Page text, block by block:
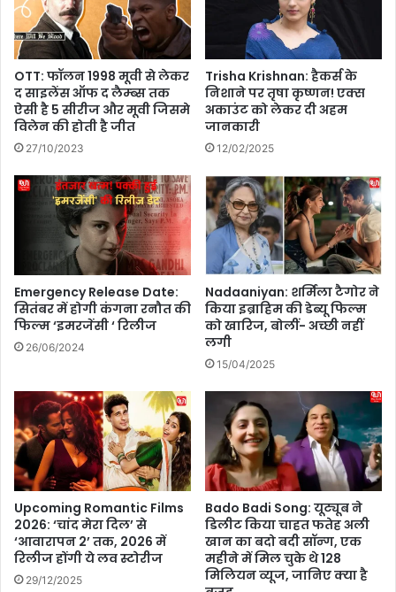
टे
स्टें
ट
का
ख
त्म
हु
स
फ
र
र
ती
से
ड़ा
त्यो
हा
र
जा
नि
औ
र
उ
स
प
रा
एं
OTT: फॉलन 1998 मूवी से लेकर
द साइलेंस ऑफ द लैम्ब्स तक
ऐसी है 5 सीरीज और मूवी जिसमे
विलेन की होती है जीत
27/10/2023
Trisha Krishnan: हैकर्स के
निशाने पर तृषा कृष्णन! एक्स
अकाउंट को लेकर दी अहम
जानकारी
12/02/2025
Emergency Release Date:
सितंबर में होगी कंगना रनौत की
फिल्म ‘इमरजेंसी ‘ रिलीज
26/06/2024
Nadaaniyan: शर्मिला टैगोर ने
किया इब्राहिम की डेब्यू फिल्म
को खारिज, बोलीं- अच्छी नहीं
लगी
15/04/2025
Upcoming Romantic Films
2026: ‘चांद मेरा दिल’ से
‘आवारापन 2’ तक, 2026 में
रिलीज होंगी ये लव स्टोरीज
29/12/2025
Bado Badi Song: यूट्यूब ने
डिलीट किया चाहत फतेह अली
खान का बदो बदी सॉन्ग, एक
महीने में मिल चुके थे 128
मिलियन व्यूज, जानिए क्या है